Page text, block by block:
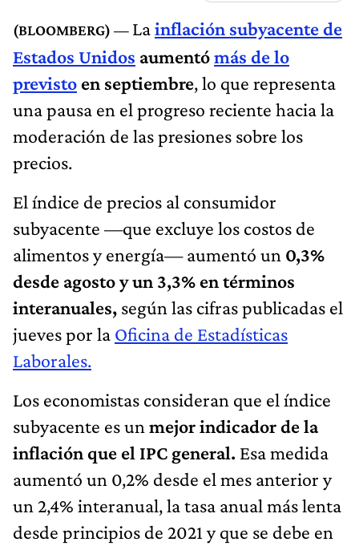
Lainflación subyacente de
Estados Unidos aumentómás de lo
previsto en septiembre, lo que representa
una pausa en el progreso reciente hacia la
moderación de las presiones sobre los
precios.
El índice de precios al consumidor
subyacente —que excluye los costos de
alimentos y energía— aumentó un 0,3%
desde agosto y un 3,3% en términos
interanuales, según las cifras publicadas el
jueves por la Oficina de Estadísticas
Laborales.
Los economistas consideran que el índice
subyacente es un mejor indicador de la
inflación que el IPC general. Esa medida
aumentó un 0,2% desde el mes anterior y
un 2,4% interanual, la tasa anual más lenta
desde principios de 2021 y que se debe en